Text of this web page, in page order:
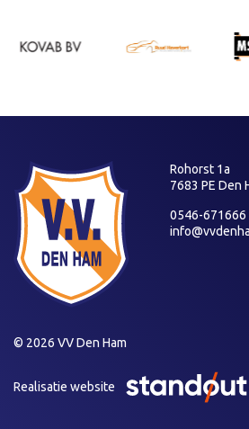
Rohorst 1a
7683 PE Den
0546-671666
© 2026 VV Den Ham
Realisatie website